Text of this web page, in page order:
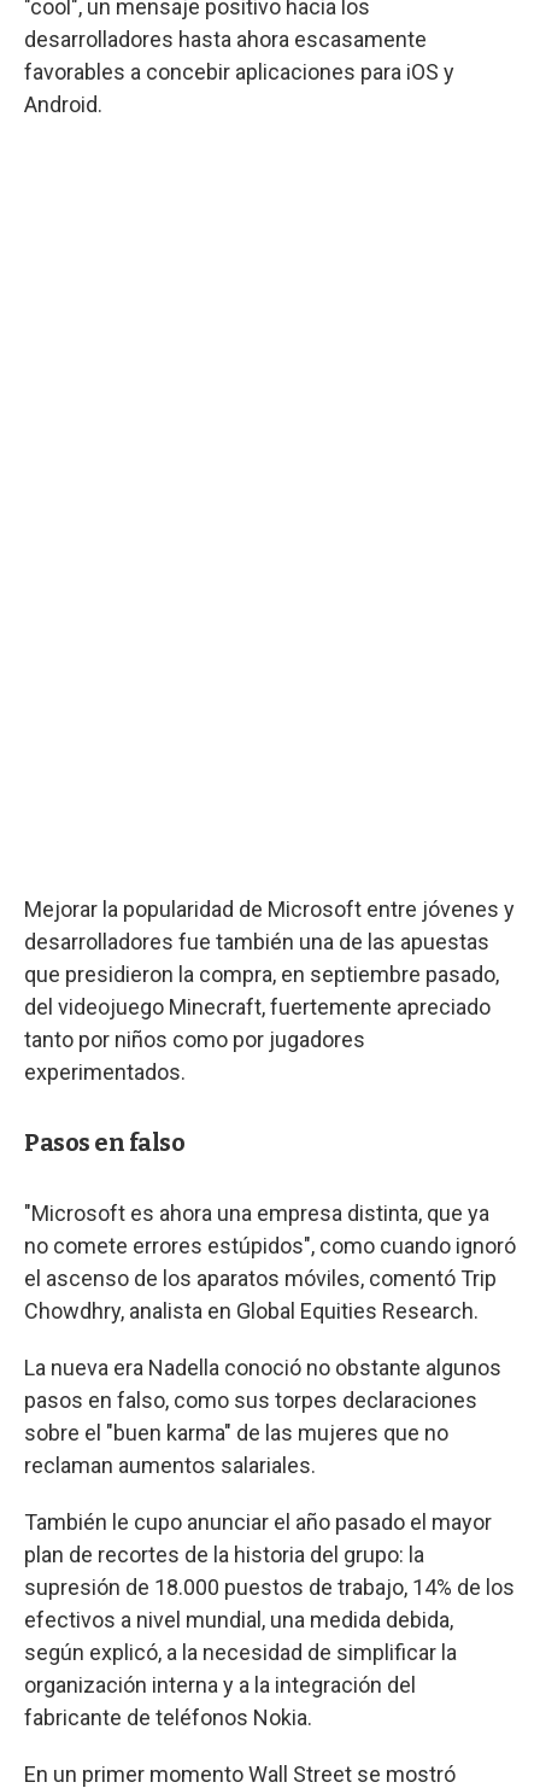
"cool", un mensaje positivo hacia los
desarrolladores hasta ahora escasamente
favorables a concebir aplicaciones para iOS y
Android.
Mejorar la popularidad de Microsoft entre jóvenes y
desarrolladores fue también una de las apuestas
que presidieron la compra, en septiembre pasado,
del videojuego Minecraft, fuertemente apreciado
tanto por niños como por jugadores
experimentados.
Pasos en falso
"Microsoft es ahora una empresa distinta, que ya
no comete errores estúpidos", como cuando ignoró
el ascenso de los aparatos móviles, comentó Trip
Chowdhry, analista en Global Equities Research.
La nueva era Nadella conoció no obstante algunos
pasos en falso, como sus torpes declaraciones
sobre el "buen karma" de las mujeres que no
reclaman aumentos salariales.
También le cupo anunciar el año pasado el mayor
plan de recortes de la historia del grupo: la
supresión de 18.000 puestos de trabajo, 14% de los
efectivos a nivel mundial, una medida debida,
según explicó, a la necesidad de simplificar la
organización interna y a la integración del
fabricante de teléfonos Nokia.
En un primer momento Wall Street se mostró